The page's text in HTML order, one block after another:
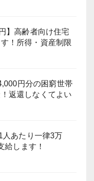
】高齢者向け住宅
！所得・資産制限
円分の困窮世帯
返還しなくてよい
人あたり一律3万
給します！